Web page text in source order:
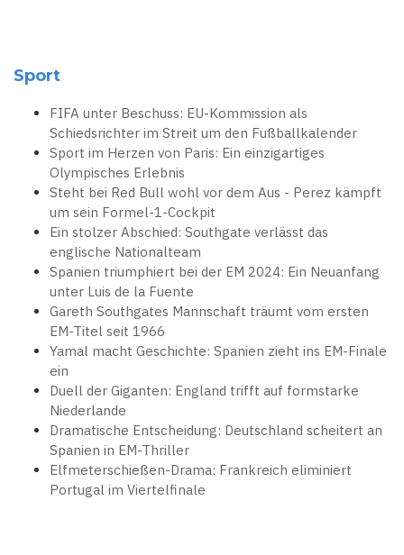
Sport
FIFA unter Beschuss: EU-Kommission als
Schiedsrichter im Streit um den Fußballkalender
Sport im Herzen von Paris: Ein einzigartiges
Olympisches Erlebnis
Steht bei Red Bull wohl vor dem Aus - Perez kämpft
um sein Formel-1-Cockpit
Ein stolzer Abschied: Southgate verlässt das
englische Nationalteam
Spanien triumphiert bei der EM 2024: Ein Neuanfang
unter Luis de la Fuente
Gareth Southgates Mannschaft träumt vom ersten
EM-Titel seit 1966
Yamal macht Geschichte: Spanien zieht ins EM-Finale
ein
Duell der Giganten: England trifft auf formstarke
Niederlande
Dramatische Entscheidung: Deutschland scheitert an
Spanien in EM-Thriller
Elfmeterschießen-Drama: Frankreich eliminiert
Portugal im Viertelfinale